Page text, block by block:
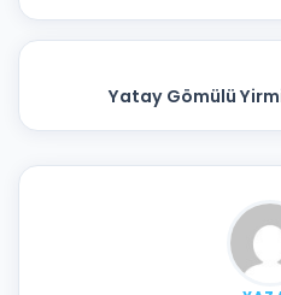
Yatay Gömülü Yirmi